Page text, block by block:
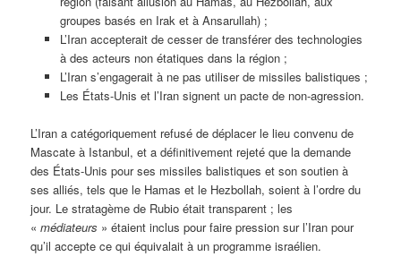
groupes basés en Irak et à Ansarullah) ;
L’Iran accepterait de cesser de transférer des technologies
à des acteurs non étatiques dans la région ;
L’Iran s’engagerait à ne pas utiliser de missiles balistiques ;
Les États-Unis et l’Iran signent un pacte de non-agression.
L’Iran a catégoriquement refusé de déplacer le lieu convenu de
Mascate à Istanbul, et a définitivement rejeté que la demande
des États-Unis pour ses missiles balistiques et son soutien à
ses alliés, tels que le Hamas et le Hezbollah, soient à l’ordre du
jour. Le stratagème de Rubio était transparent ; les
«médiateurs » étaient inclus pour faire pression sur l’Iran pour
qu’il accepte ce qui équivalait à un programme israélien.